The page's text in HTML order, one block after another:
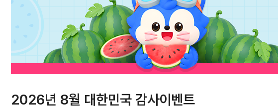
2026년 8월 대한민국 감사이벤트